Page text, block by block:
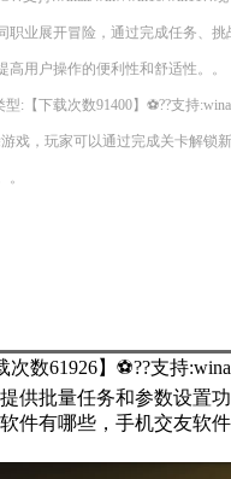
业展开冒险，通过完成任务、
用户操作的便利性和舒适性。。
:【下载次数91400】⚽??支持
戏，玩家可以通过完成关卡解锁
数61926】⚽??支持
供批量任务和参数设置
件有哪些，手机交友软